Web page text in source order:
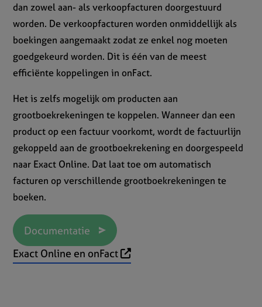
dan zowel aan- als verkoopfacturen doorgestuurd
worden. De verkoopfacturen worden onmiddellijk als
boekingen aangemaakt zodat ze enkel nog moeten
goedgekeurd worden. Dit is één van de meest
efficiënte koppelingen in onFact.
Het is zelfs mogelijk om producten aan
grootboekrekeningen te koppelen. Wanneer dan een
product op een factuur voorkomt, wordt de factuurlijn
gekoppeld aan de grootboekrekening en doorgespeeld
naar Exact Online. Dat laat toe om automatisch
facturen op verschillende grootboekrekeningen te
boeken.
Documentatie
Exact Online en onFact